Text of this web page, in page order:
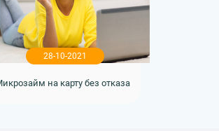
28-10-2021
на карту без отказа